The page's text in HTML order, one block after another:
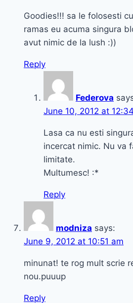
Goodies!!! sa le folosesti
ramas eu acuma singura
avut nimic de la lush :))
Reply
Federova
June 10, 2012 at
Lasa ca nu esti
incercat nimic. Nu va
limitate.
Multumesc! :*
Reply
modniza says:
June 9, 2012 at 10:51 am
minunat! te rog mult scrie
nou.puuup
Reply